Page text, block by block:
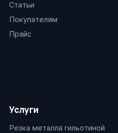
Статьи
Покупателям
Прайс
Услуги
Резка металла гильотиной